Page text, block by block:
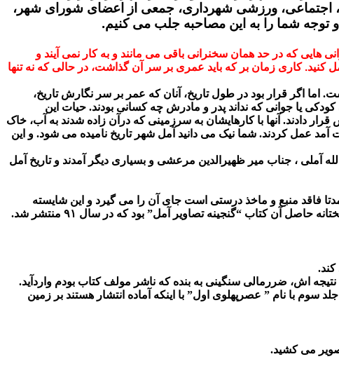
اجتماعی، ورزشی شهرداری، جمعی از اعضای شورای شهر،
توجه شما را به این مصاحبه جلب می کنیم.
که در حد همان سخنرانی باقی می مانند و به کار نمی آیند و
کنید. کاری زمان بر که باید عمری بر سر آن گذاشت، در حالی که نه تنها
اما اگر قرار بود در طول تاریخ، آنان که عمر بر سر نگارش تاریخ،
یا جوانی که نداند پدر و مادرش چه کسانی بودند. حیات این
دادند. آنها با کارهایشان به سرزمینی که درآن زاده شدند به آب، خاک
آمد عمل کردند. شما نیک می دانید آمل شهر تاریخ نامیده می شود. و این
آملی ، جناب میر ظهیرالدین مرعشی و بسیاری دیگر آمدند و تاریخ آمل
منبع و ماخذ درستی است جای آن را می گیرد و این شایسته
آن کتاب “گنجینه تصاویر آمل” بود که در سال ۹۱ منتشر شد.
اش، ضررمالی سنگینی به بنده که ناشر مولف کتاب بودم واردآید.
با نام ” عصرپهلوی اول” با اینکه آماده انتشار هستند بر زمین
می کشید.